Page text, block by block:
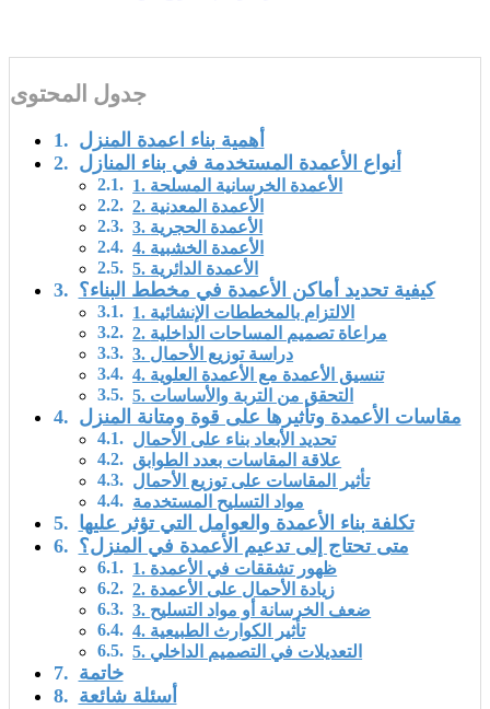
جدول المحتوى
أهمية بناء اعمدة المنزل
أنواع الأعمدة المستخدمة في بناء المنازل
1. الأعمدة الخرسانية المسلحة
2. الأعمدة المعدنية
3. الأعمدة الحجرية
4. الأعمدة الخشبية
5. الأعمدة الدائرية
كيفية تحديد أماكن الأعمدة في مخطط البناء؟
1. الالتزام بالمخططات الإنشائية
2. مراعاة تصميم المساحات الداخلية
3. دراسة توزيع الأحمال
4. تنسيق الأعمدة مع الأعمدة العلوية
5. التحقق من التربة والأساسات
مقاسات الأعمدة وتأثيرها على قوة ومتانة المنزل
تحديد الأبعاد بناء على الأحمال
علاقة المقاسات بعدد الطوابق
تأثير المقاسات على توزيع الأحمال
مواد التسليح المستخدمة
تكلفة بناء الأعمدة والعوامل التي تؤثر عليها
متى تحتاج إلى تدعيم الأعمدة في المنزل؟
1. ظهور تشققات في الأعمدة
2. زيادة الأحمال على الأعمدة
3. ضعف الخرسانة أو مواد التسليح
4. تأثير الكوارث الطبيعية
5. التعديلات في التصميم الداخلي
خاتمة
أسئلة شائعة